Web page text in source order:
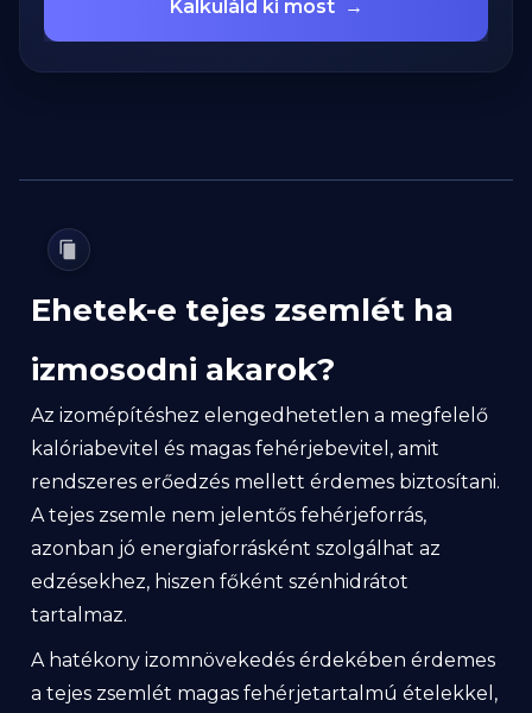
Kalkuláld ki most →
Ehetek-e tejes zsemlét ha
izmosodni akarok?
Az izomépítéshez elengedhetetlen a megfelelő
kalóriabevitel és magas fehérjebevitel, amit
rendszeres erőedzés mellett érdemes biztosítani.
A tejes zsemle nem jelentős fehérjeforrás,
azonban jó energiaforrásként szolgálhat az
edzésekhez, hiszen főként szénhidrátot
tartalmaz.
A hatékony izomnövekedés érdekében érdemes
a tejes zsemlét magas fehérjetartalmú ételekkel,